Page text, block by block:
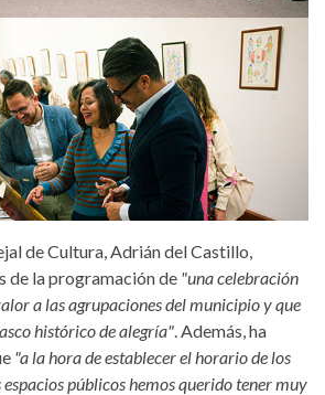
de Cultura, Adrián del Castillo,
de la programación de "una celebración
a las agrupaciones del municipio y que
histórico de alegría" . Además, ha
"a la hora de establecer el horario de los
públicos hemos querido tener muy